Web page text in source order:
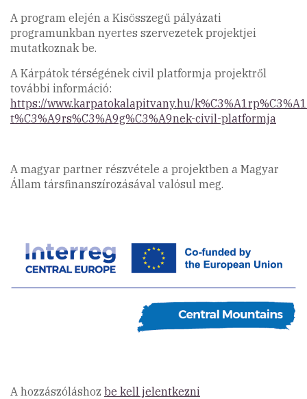
A program elején a Kisösszegű pályázati
programunkban nyertes szervezetek projektjei
mutatkoznak be.
A Kárpátok térségének civil platformja projektről
további információ:
https://www.karpatokalapitvany.hu/
t%C3%A9rs%C3%A9g%C3%A9nek-civil-platformja
A magyar partner részvétele a projektben a Magyar
Állam társfinanszírozásával valósul meg.
A hozzászóláshoz be kell jelentkezni